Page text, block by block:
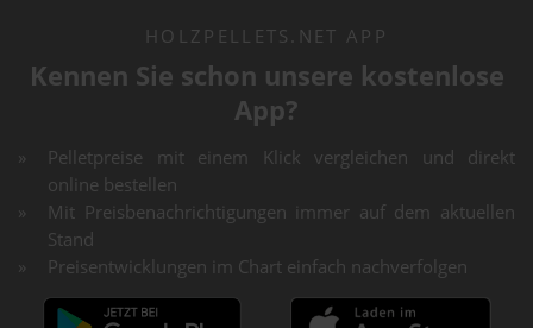
HOLZPELLETS.NET APP
Kennen Sie schon unsere kostenlose
App?
Pelletpreise mit einem Klick vergleichen und direkt
online bestellen
Mit Preisbenachrichtigungen immer auf dem aktuellen
Stand
Preisentwicklungen im Chart einfach nachverfolgen